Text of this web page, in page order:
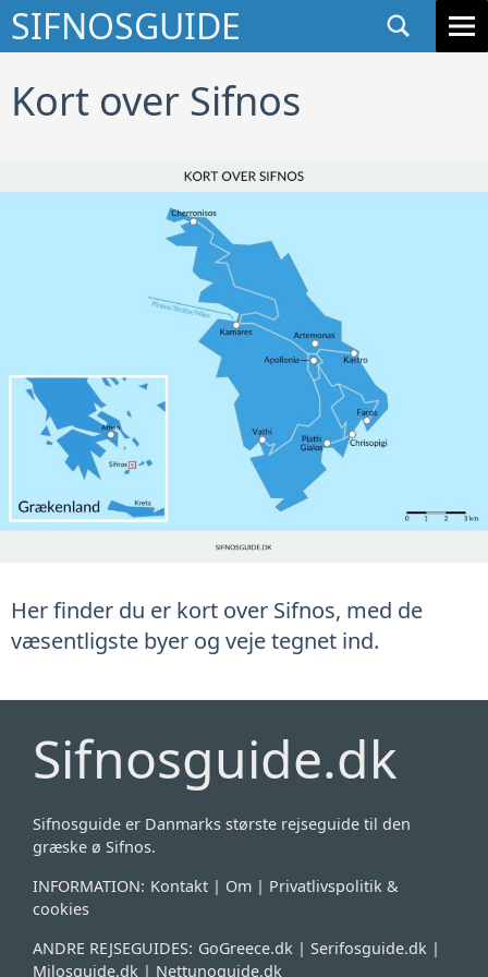
SIFNOSGUIDE
Søg
GÅ TIL INDHOLD
Kort over Sifnos
Her finder du er kort over Sifnos, med de
væsentligste byer og veje tegnet ind.
Sifnosguide.dk
Sifnosguide er Danmarks største rejseguide til den
græske ø Sifnos.
INFORMATION: Kontakt | Om | Privatlivspolitik &
cookies
ANDRE REJSEGUIDES: GoGreece.dk | Serifosguide.dk |
Milosguide.dk | Nettunoguide.dk